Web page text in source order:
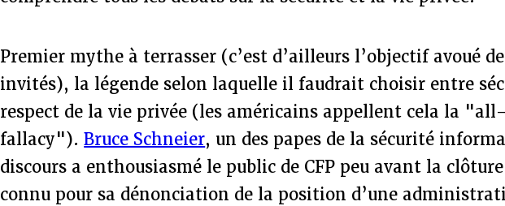
Premier mythe à terrasser (c’est d’ailleurs l’objectif avoué
invités), la légende selon laquelle il faudrait choisir entre
respect de la vie privée (les américains appellent cela la
fallacy").Bruce Schneier, un des papes de la sécurité
discours a enthousiasmé le public de CFP peu avant la
connu pour sa dénonciation de la position d’une